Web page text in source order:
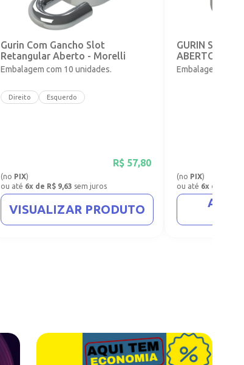
Gurin Com Gancho Slot
Retangular Aberto - Morelli
Embalagem com 10 unidades.
Direito Esquerdo
R$ 57,80
(no PIX)
ou até 6x de R$ 9,63 sem juros
VISUALIZAR PRODUTO
GURIN SLOT
ABERTO -
Embalagem com
(no PIX)
ou até 6x de R$